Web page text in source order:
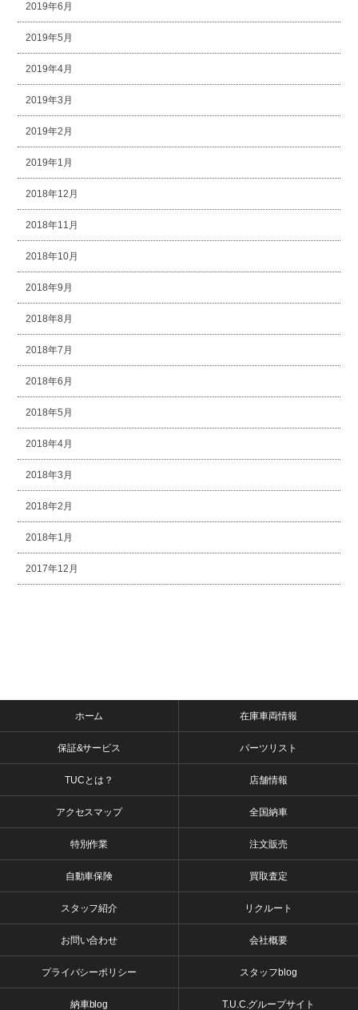
2019年6月
2019年5月
2019年4月
2019年3月
2019年2月
2019年1月
2018年12月
2018年11月
2018年10月
2018年9月
2018年8月
2018年7月
2018年6月
2018年5月
2018年4月
2018年3月
2018年2月
2018年1月
2017年12月
ホーム 在庫車両情報
保証&サービス パーツリスト
TUCとは？ 店舗情報
アクセスマップ 全国納車
特別作業 注文販売
自動車保険 買取査定
スタッフ紹介 リクルート
お問い合わせ 会社概要
プライバシーポリシー スタッフblog
納車blog T.U.C.グループサイト